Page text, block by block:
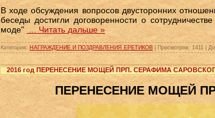
В ходе обсуждения вопросов двусторонних
беседы достигли договоренности о
моде" ... Читать дальше »
Категория: НАГРАЖДЕНИЕ И ПОЗДРАВЛЕНИЯ ЕРЕТИКОВ Просмотров: 1411
2016 год ПЕРЕНЕСЕНИЕ МОЩЕЙ ПРП. СЕРАФИМА
ПЕРЕНЕСЕНИЕ МОЩЕЙ